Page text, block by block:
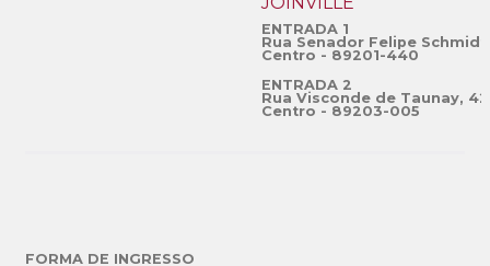
ENTRADA 1
Rua Senador Felipe
Centro - 89201-440
ENTRADA 2
Rua Visconde de Taunay,
Centro - 89203-005
FORMA DE INGRESSO